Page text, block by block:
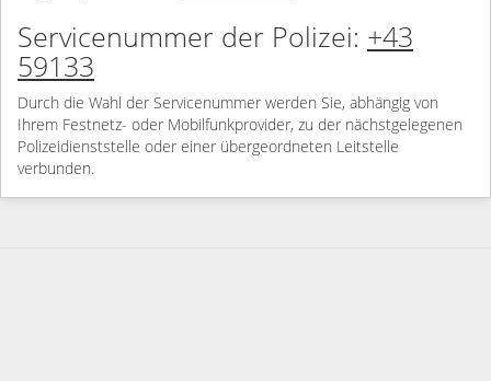
Servicenummer der Polizei: +43
59133
Durch die Wahl der Servicenummer werden Sie, abhängig von
Ihrem Festnetz- oder Mobilfunkprovider, zu der nächstgelegenen
Polizeidienststelle oder einer übergeordneten Leitstelle
verbunden.